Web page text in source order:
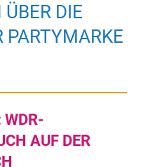
DIE
PARTYMARKE
WDR-
AUF DER